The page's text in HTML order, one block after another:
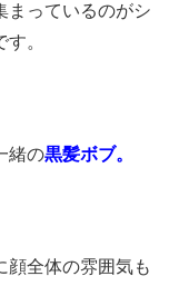
まっているのがシ
す。
緒の黒髪ボブ。
顔全体の雰囲気も